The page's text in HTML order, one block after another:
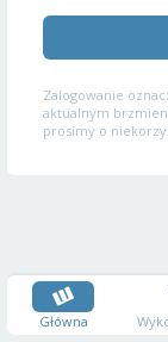
Zalogowanie
aktualnym
prosimy o
Główna